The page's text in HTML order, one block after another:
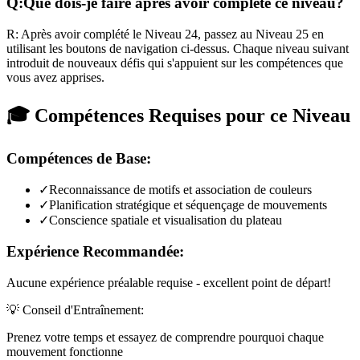
R: Après avoir complété le Niveau 24, passez au Niveau 25 en
utilisant les boutons de navigation ci-dessus. Chaque niveau suivant
introduit de nouveaux défis qui s'appuient sur les compétences que
vous avez apprises.
🎓 Compétences Requises pour ce Niveau
Compétences de Base:
✓Reconnaissance de motifs et association de couleurs
✓Planification stratégique et séquençage de mouvements
✓Conscience spatiale et visualisation du plateau
Expérience Recommandée:
Aucune expérience préalable requise - excellent point de départ!
💡 Conseil d'Entraînement:
Prenez votre temps et essayez de comprendre pourquoi chaque
mouvement fonctionne